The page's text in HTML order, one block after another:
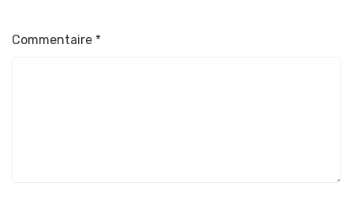
Commentaire *